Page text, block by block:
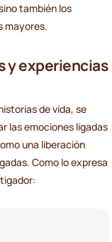
también los
mayores.
y experiencias
de vida, se
las emociones ligadas
una liberación
Como lo expresa